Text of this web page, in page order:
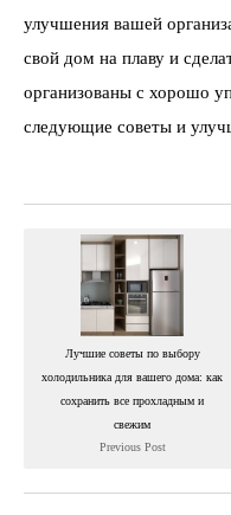
улучшения вашей
свой дом на плаву и
организованы с хорошо
следующие советы и
Лучшие советы по выбору
холодильника для вашего дома: как
сохранить все прохладным и
свежим
Previous Post